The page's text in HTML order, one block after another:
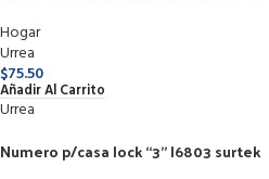
Hogar
Urrea
$75.50
Añadir Al Carrito
Urrea
Numero p/casa lock “3” l6803 surtek